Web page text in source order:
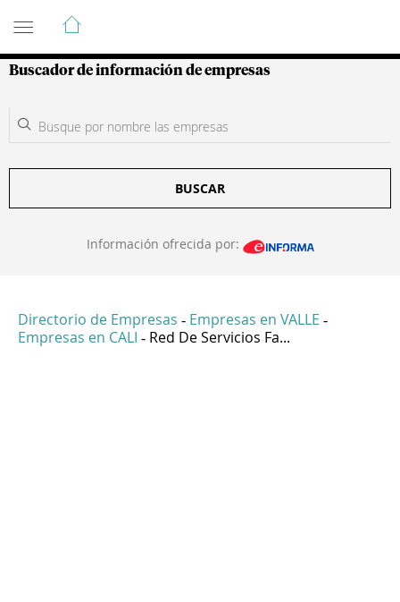
Guía de Empresas Colombianas
Buscador de información de empresas
BUSCAR
Información ofrecida por:
Directorio de Empresas - Empresas en VALLE -
Empresas en CALI - Red De Servicios Fa...